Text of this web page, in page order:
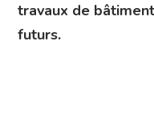
travaux de
futurs.